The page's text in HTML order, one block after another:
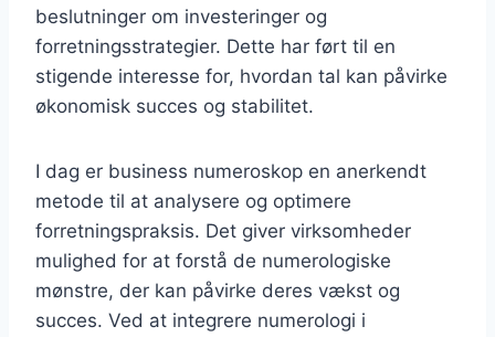
beslutninger om investeringer og
forretningsstrategier. Dette har ført til en
stigende interesse for, hvordan tal kan påvirke
økonomisk succes og stabilitet.
I dag er business numeroskop en anerkendt
metode til at analysere og optimere
forretningspraksis. Det giver virksomheder
mulighed for at forstå de numerologiske
mønstre, der kan påvirke deres vækst og
succes. Ved at integrere numerologi i